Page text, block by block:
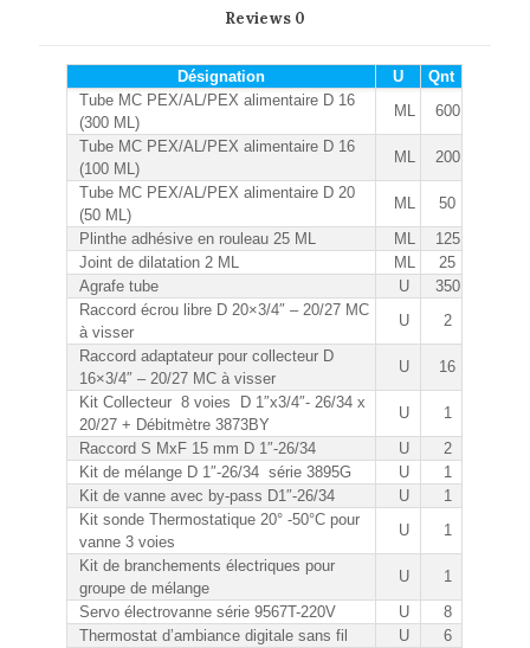
Reviews 0
Désignation U
Qnt
Tube MC PEX/AL/PEX alimentaire D 16
(300 ML)
ML
600
Tube MC PEX/AL/PEX alimentaire D 16
(100 ML)
ML
200
Tube MC PEX/AL/PEX alimentaire D 20
(50 ML)
ML
50
Plinthe adhésive en rouleau 25 ML
ML
125
Joint de dilatation 2 ML
ML
25
Agrafe tube
U
350
Raccord écrou libre D 20×3/4″ – 20/27 MC
à visser
U
2
Raccord adaptateur pour collecteur D
16×3/4″ – 20/27 MC à visser
U
16
Kit Collecteur 8 voies D 1″x3/4″- 26/34 x
20/27 + Débitmètre 3873BY
U
1
Raccord S MxF 15 mm D 1″-26/34
U
2
Kit de mélange D 1″-26/34 série 3895G
U
1
Kit de vanne avec by-pass D1″-26/34
U
1
Kit sonde Thermostatique 20° -50°C pour
vanne 3 voies
U
1
Kit de branchements électriques pour
groupe de mélange
U
1
Servo électrovanne série 9567T-220V
U
8
Thermostat d’ambiance digitale sans fil
U
6